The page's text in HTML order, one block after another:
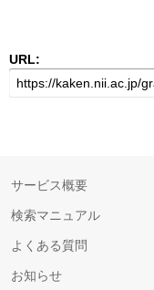
URL:
サービス概要
検索マニュアル
よくある質問
お知らせ